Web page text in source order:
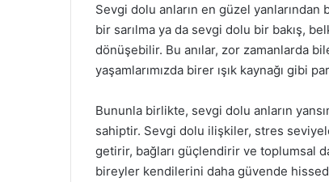
Sevgi dolu anların en güzel yanlarından
bir sarılma ya da sevgi dolu bir bakış,
dönüşebilir. Bu anılar, zor zamanlarda
yaşamlarımızda birer ışık kaynağı gibi
Bununla birlikte, sevgi dolu anların
sahiptir. Sevgi dolu ilişkiler, stres
getirir, bağları güçlendirir ve toplumsal
bireyler kendilerini daha güvende